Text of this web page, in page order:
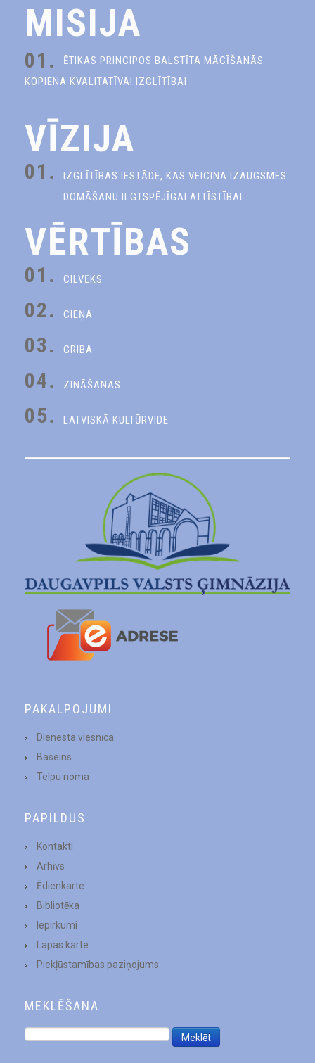
MISIJA
01.
ĒTIKAS PRINCIPOS BALSTĪTA MĀCĪŠANĀS
KOPIENA KVALITATĪVAI IZGLĪTĪBAI
VĪZIJA
01.
IZGLĪTĪBAS IESTĀDE, KAS VEICINA IZAUGSMES
DOMĀŠANU ILGTSPĒJĪGAI ATTĪSTĪBAI
VĒRTĪBAS
01. CILVĒKS
02. CIEŅA
03. GRIBA
04. ZINĀŠANAS
05. LATVISKĀ KULTŪRVIDE
PAKALPOJUMI
Dienesta viesnīca
Baseins
Telpu noma
PAPILDUS
Kontakti
Arhīvs
Ēdienkarte
Bibliotēka
Iepirkumi
Lapas karte
Piekļūstamības paziņojums
MEKLĒŠANA